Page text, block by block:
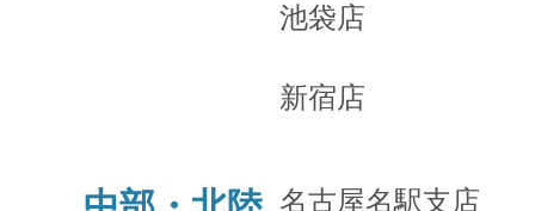
池袋店
新宿店
名古屋名駅支店